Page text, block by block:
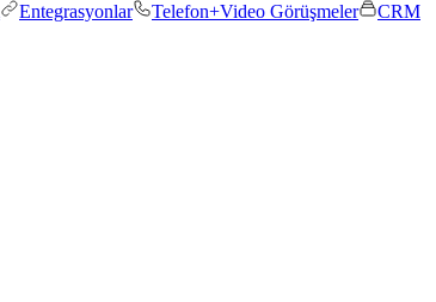
Entegrasyonlar Telefon+Video Görüşmeler
CRM